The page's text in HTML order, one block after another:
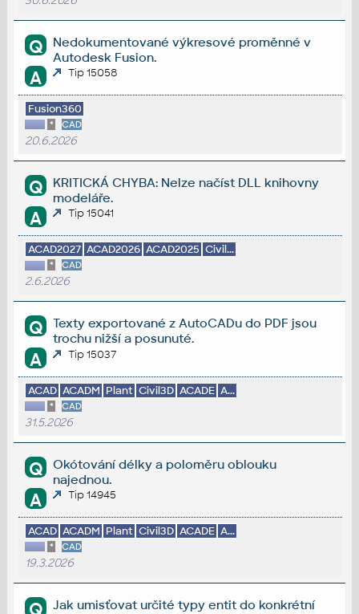
Q
Nedokumentované výkresové proměnné v
Autodesk Fusion.
A Tip 15058
Fusion360
* CAD
20.6.2026
Q
KRITICKÁ CHYBA: Nelze načíst DLL knihovny
modeláře.
A Tip 15041
ACAD2027 ACAD2026 ACAD2025 Civil...
* CAD
2.6.2026
Q
Texty exportované z AutoCADu do PDF jsou
trochu nižší a posunuté.
A Tip 15037
ACAD ACADM Plant Civil3D ACADE A...
* CAD
31.5.2026
Q
Okótování délky a poloměru oblouku
najednou.
A Tip 14945
ACAD ACADM Plant Civil3D ACADE A...
* CAD
19.3.2026
Jak umisťovat určité typy entit do konkrétní